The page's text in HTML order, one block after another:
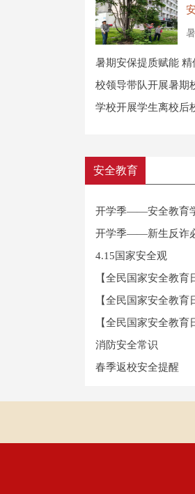
暑期安保提质赋能
校领导带队开展暑期
学校开展学生离校后
安全教育
开学季——安全教育
开学季——新生反诈
4.15国家安全观
【全民国家安全教
【全民国家安全教
【全民国家安全教
消防安全常识
春季返校安全提醒